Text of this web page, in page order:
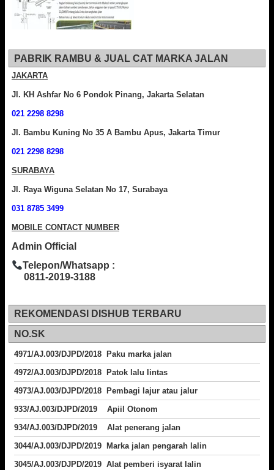
PABRIK RAMBU & JUAL CAT MARKA JALAN
JAKARTA
Jl. KH Ashfar No 6 Pondok Pinang, Jakarta Selatan
021 2298 8298
Jl. Bambu Kuning No 35 A Bambu Apus, Jakarta Timur
021 2298 8298
SURABAYA
Jl. Raya Wiguna Selatan No 17, Surabaya
031 8785 3499
MOBILE CONTACT NUMBER
Admin Official
Telepon/Whatsapp :
0811-2019-3188
REKOMENDASI DISHUB TERBARU
NO.SK
4971/AJ.003/DJPD/2018 Paku marka jalan
4972/AJ.003/DJPD/2018 Patok lalu lintas
4973/AJ.003/DJPD/2018
Pembagi lajur atau jalur
933/AJ.003/DJPD/2019 Apiil Otonom
934/AJ.003/DJPD/2019 Alat penerang jalan
3044/AJ.003/DJPD/2019 Marka jalan pengarah lalin
3045/AJ.003/DJPD/2019 Alat pemberi isyarat lalin